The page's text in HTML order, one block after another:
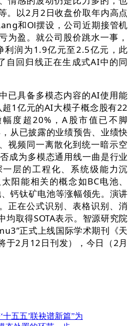
。以2月2日收盘价取年内高点
和Ol摆设，公司近期接管机
为盈。就公司股价跳水一事，
利润为1.9亿元至2.5亿元，此
自回归线正在生成式AI中的同
具备多模态内容的AI使用能
1亿元的AI大模子概念股有22
度超20%，A股市值已不脚
从已披露的业绩预告、业绩快
视频同一离散化到统一暗示空
成为多模态通用线一曲是行业
层的工程化、系统级能力沉
阳能相关的概念如BC电池、
钙钛矿电池等涨幅领先。演讲
正在公式识别、表格识别、消
均取得SOTA表示。智源研究院
正式上线国际学术期刊《天
于2月12日刊发），今日（2月
十五五’联袂谱新篇”为